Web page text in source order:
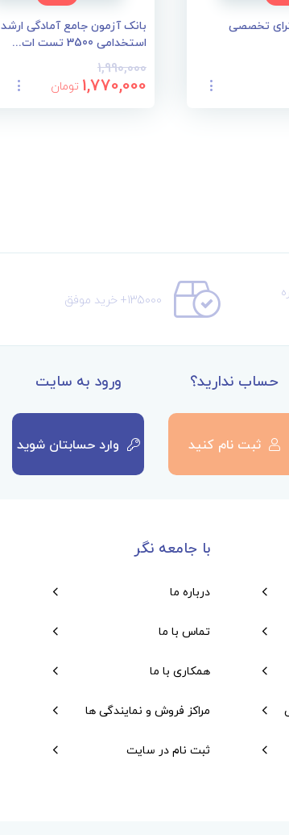
تخصصی
بانک آزمون جامع آمادگی
استخدامی 3500 تست ات...
1,990,000
1,770,000 تومان
135000+ خرید موفق
ورود به سایت
وارد حسابتان شوید
حساب ندارید؟
ثبت نام کنید
با جامعه نگر
درباره ما
تماس با ما
همکاری با ما
مراکز فروش و نمایندگی ها
ثبت نام در سایت